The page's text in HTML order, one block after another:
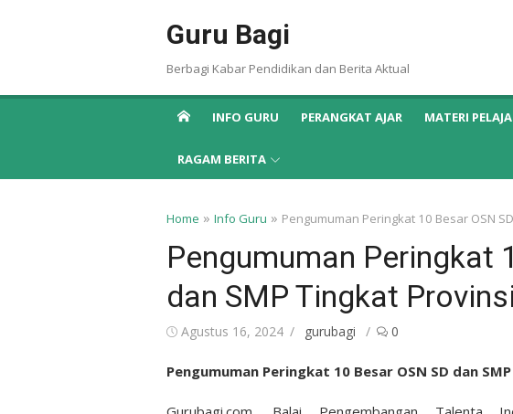
Guru Bagi
Berbagi Kabar Pendidikan dan Berita Aktual
INFO GURU PERANGKAT AJAR MATERI
RAGAM BERITA
Home » Info Guru » Pengumuman Peringkat 10 Besar OSN
Pengumuman Peringkat
dan SMP Tingkat
Posted
Agustus 16, 2024 Author
gurubagi 0
Pengumuman Peringkat 10 Besar OSN SD dan